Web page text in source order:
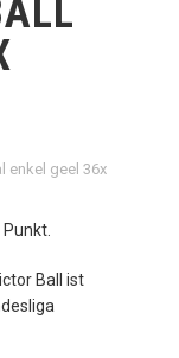
enkel geel 36x
Ball ist